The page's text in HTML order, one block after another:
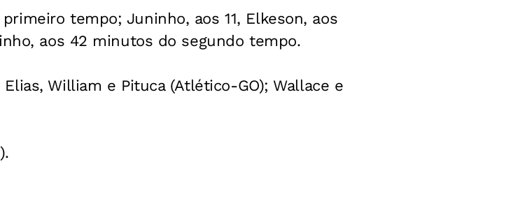
tempo; Juninho, aos 11, Elkeson, aos
aos 42 minutos do segundo tempo.
William e Pituca (Atlético-GO); Wallace e